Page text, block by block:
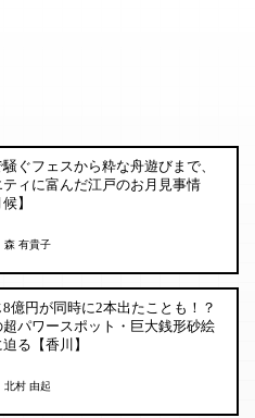
ぐフェスから粋な舟遊びまで、
ティに富んだ江戸のお月見事情
】
森 有貴子
億円が同時に2本出たことも！？
超パワースポット・巨大銭形砂絵
る【香川】
北村 由起